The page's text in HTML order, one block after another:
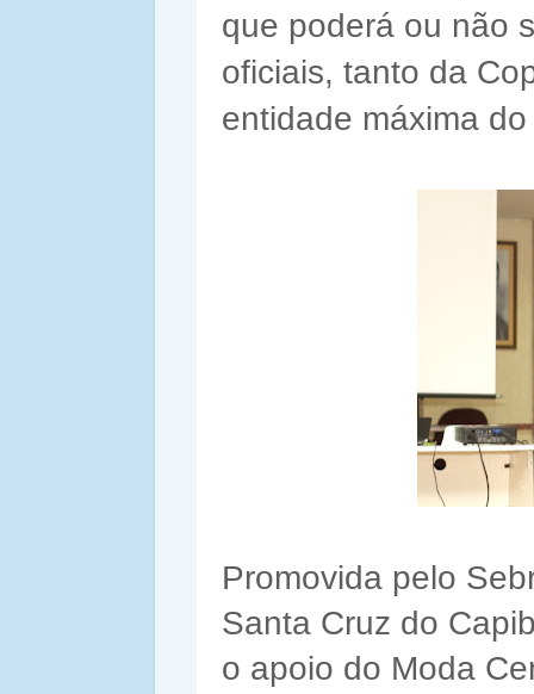
que poderá ou não
oficiais, tanto da
entidade máxima
Promovida pelo
Santa Cruz do
o apoio do Moda